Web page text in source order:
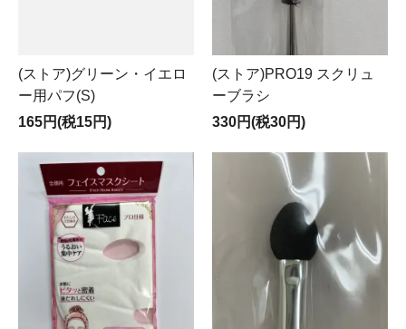
(ストア)グリーン・イエロ
ー用パフ(S)
165円(税15円)
(ストア)PRO19 スクリュ
ーブラシ
330円(税30円)